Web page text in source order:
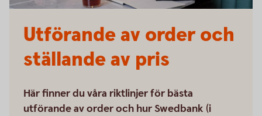
Utförande av order och
ställande av pris
Här finner du våra riktlinjer för bästa
utförande av order och hur Swedbank (i